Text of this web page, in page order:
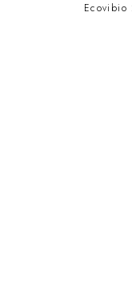
Ecovibio